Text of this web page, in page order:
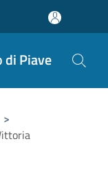
di Piave
>